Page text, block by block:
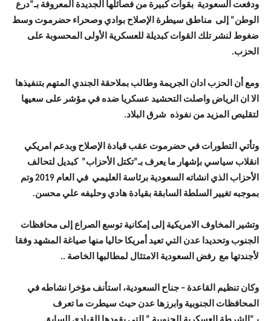
ودفعت السعودية بقوات كبيرة من فصائلها الجديدة المعروفة بـ”درع
الوطن” إلى مناطق سيطرة الإصلاح بوادي وصحراء حضرموت وسط
ضغوط لنشر تلك القوات كبديلة للعسكرية الأولى المحسوبة على
الحزب.
ومع أن الحزب ادان الجريمة وطالب بملاحقة الجندي المتهم بتنفيذها
الا ان الرياض واصلت التحشيد عسكريا ضده في مؤشر على سعيها
لتقليص المزيد من نفوذه شرق البلاد.
وتأتي التطورات في حضرموت عقب قيادة الإصلاح وبدعم امريكي
انقلاب سياسي بإشهار ما يعرف بـ”تكتل الأحزاب” كبديل لتحالف
الأحزاب الذي انشاته السعودية برئاسة العليمي في العام 2019 وتم
بموجبه تغيير السلطة السابقة بقيادة هادي وحليفه علي محسن.
وتشير المخاوف الامريكية إلى إمكانية توسع الصراع إلى محافظات
الجنوب وتحديدا عدن التي تعيد أمريكا حاليا منها صياغة المشهد وفقا
لأجندتها مع رفض السعودية الامتثال لمطالبها الخاصة ..
وكان تنظيم القاعدة – جناح السعودية، استأنف مؤخرا نشاطه في
المحافظات الجنوبية وابرزها عدن حيث سيطرت ما تعرف